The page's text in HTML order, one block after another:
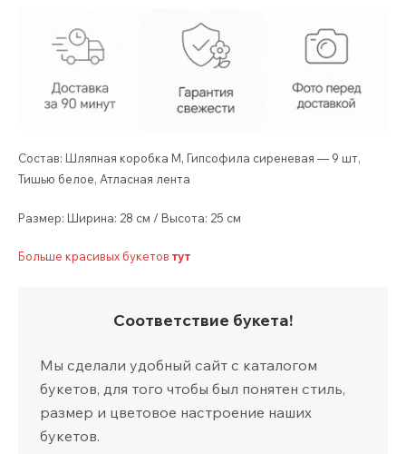
Состав: Шляпная коробка M, Гипсофила сиреневая — 9 шт,
Тишью белое, Атласная лента
Размер: Ширина: 28 см / Высота: 25 см
Больше красивых букетов тут
Соответствие букета!
Мы сделали удобный сайт с каталогом
букетов, для того чтобы был понятен стиль,
размер и цветовое настроение наших
букетов.